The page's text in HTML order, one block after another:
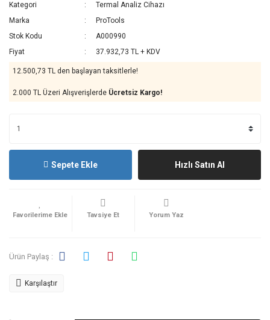
Kategori
Termal Analiz Cihazı
Marka
ProTools
Stok Kodu
A000990
Fiyat
37.932,73 TL + KDV
12.500,73 TL den başlayan taksitlerle!
2.000 TL Üzeri Alışverişlerde Ücretsiz Kargo!
Sepete Ekle Hızlı Satın Al
Tavsiye Et Yorum Yaz
Ürün Paylaş :
Karşılaştır